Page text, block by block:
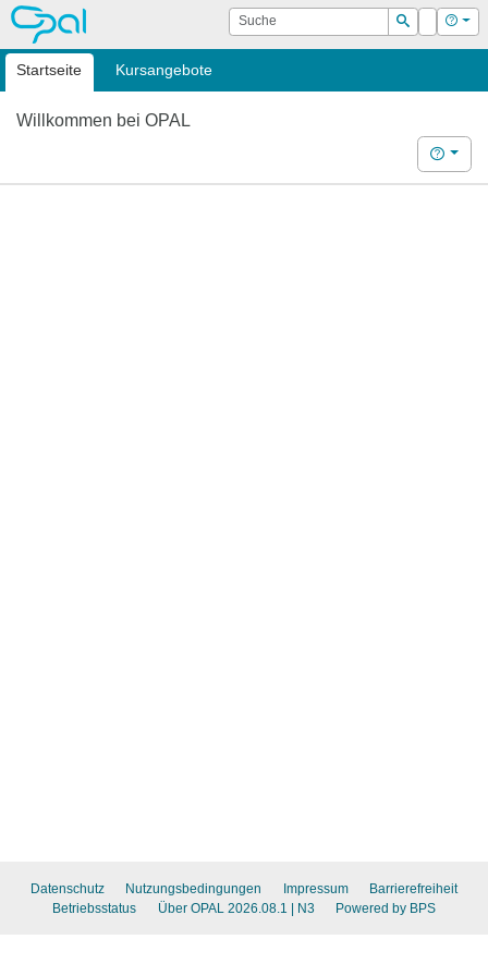
OPAL Suche
Suchen
Login Hilfe
Startseite Kursangebote
Willkommen bei OPAL
Hilfe
Datenschutz Nutzungsbedingungen Impressum
Barrierefreiheit
Betriebsstatus
Über OPAL 2026.08.1 | N3 Powered by BPS